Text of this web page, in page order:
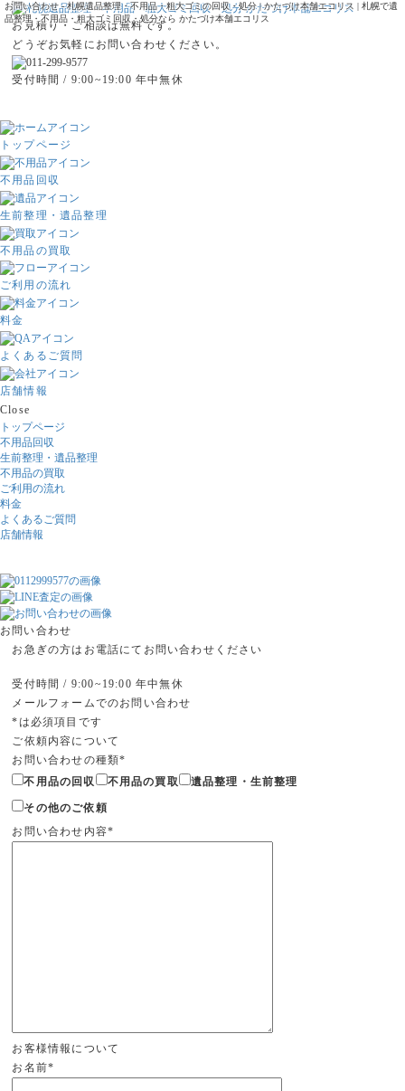
お問い合わせ - 札幌遺品整理・不用品・粗大ゴミの回収・処分 | かたづけ本舗エコリス | 札幌で遺
品整理・不用品・粗大ゴミ回収・処分なら かたづけ本舗エコリス
お見積り・ご相談は無料です。
どうぞお気軽にお問い合わせください。
受付時間 / 9:00~19:00 年中無休
トップページ
不用品回収
生前整理・遺品整理
不用品の買取
ご利用の流れ
料金
よくあるご質問
店舗情報
Close
トップページ
不用品回収
生前整理・遺品整理
不用品の買取
ご利用の流れ
料金
よくあるご質問
店舗情報
お問い合わせ
お急ぎの方はお電話にてお問い合わせください
受付時間 / 9:00~19:00 年中無休
メールフォームでのお問い合わせ
*は必須項目です
ご依頼内容について
お問い合わせの種類*
不用品の回収
不用品の買取 遺品整理・生前整理
その他のご依頼
お問い合わせ内容*
お客様情報について
お名前*